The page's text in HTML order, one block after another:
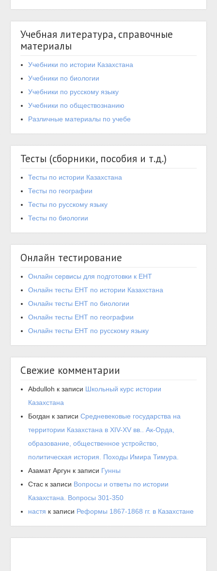
Учебная литература, справочные
материалы
Учебники по истории Казахстана
Учебники по биологии
Учебники по русскому языку
Учебники по обществознанию
Различные материалы по учебе
Тесты (сборники, пособия и т.д.)
Тесты по истории Казахстана
Тесты по географии
Тесты по русскому языку
Тесты по биологии
Онлайн тестирование
Онлайн сервисы для подготовки к ЕНТ
Онлайн тесты ЕНТ по истории Казахстана
Онлайн тесты ЕНТ по биологии
Онлайн тесты ЕНТ по географии
Онлайн тесты ЕНТ по русскому языку
Свежие комментарии
Abdulloh к записи Школьный курс истории
Казахстана
Богдан к записиСредневековые государства на
территории Казахстана в XIV-XV вв.. Ак-Орда,
образование, общественное устройство,
политическая история. Походы Имира Тимура.
Азамат Аргун к записи Гунны
Стас к записи Вопросы и ответы по истории
Казахстана. Вопросы 301-350
настя к записи Реформы 1867-1868 гг. в Казахстане